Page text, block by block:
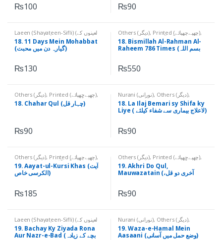
₨100 ₨90
Laeen (Shayateen-Sifli) (لعینوں کے
نام) ,Printed
(چھپےچھپائے)
18. 11 Days Mein Mohabbat
(گیارہ دن میں محبت)
₨130
Others (دیگر), Printed (چھپےچھپائے),
Qurani Aayaat (قرآنی آیات)
18. Bismillah Al-Rahman Al-
Raheem 786 Times (بسم اللہ
₨550
Others (دیگر), Printed (چھپےچھپائے),
Qurani Suratain (قرآنی سورتیں) 18. Chahar Qul (چہار قل)
₨90
Nurani (نورانی), Others (دیگر),
18. La Ilaj Bemari sy Shifa ky
Liye ( لاعلاج بیماری سے شفاء کیلئے)
₨90
Others (دیگر), Printed (چھپےچھپائے),
Qurani Aayaat (قرآنی آیات)
19. Aayat-ul-Kursi Khas (آیت
الکرسی خاص)
₨185
Others (دیگر), Printed (چھپےچھپائے),
Qurani Suratain (قرآنی سورتیں)
19. Akhri Do Qul,
Mauwazatain (آخری دو قل،
₨90
Laeen (Shayateen-Sifli) (لعینوں کے
نام) , ,Printed
(چھپےچھپائے)
19. Bachay Ky Ziyada Rona
Aur Nazr-e-Bad (بچے کے زیادہ
Nurani (نورانی), Others (دیگر),
19. Waza-e-Hamal Mein
Aasaani (وضع حمل میں آسانی)